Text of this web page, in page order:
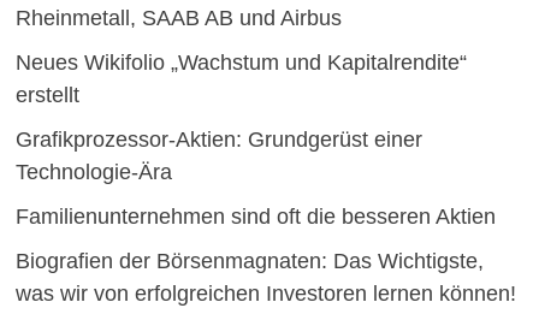
Rheinmetall, SAAB AB und Airbus
Neues Wikifolio „Wachstum und Kapitalrendite“
erstellt
Grafikprozessor-Aktien: Grundgerüst einer
Technologie-Ära
Familienunternehmen sind oft die besseren Aktien
Biografien der Börsenmagnaten: Das Wichtigste,
was wir von erfolgreichen Investoren lernen können!